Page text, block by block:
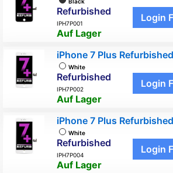
Refurbished
IPH7P001
Auf Lager
Login
iPhone 7 Plus
White
Refurbished
IPH7P002
Auf Lager
Login
iPhone 7 Plus
White
Refurbished
IPH7P004
Auf Lager
Login